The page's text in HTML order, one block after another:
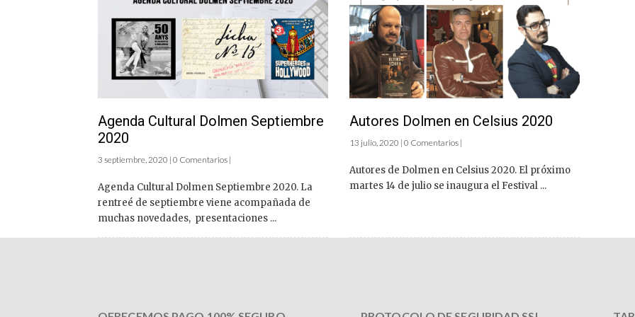
Agenda Cultural Dolmen Septiembre
2020
3 septiembre, 2020 | 0 Comentarios |
Agenda Cultural Dolmen Septiembre 2020. La
rentreé de septiembre viene acompañada de
muchas novedades, presentaciones ...
Autores Dolmen en Celsius 2020
13 julio, 2020 | 0 Comentarios |
Autores de Dolmen en Celsius 2020. El próximo
martes 14 de julio se inaugura el Festival ...